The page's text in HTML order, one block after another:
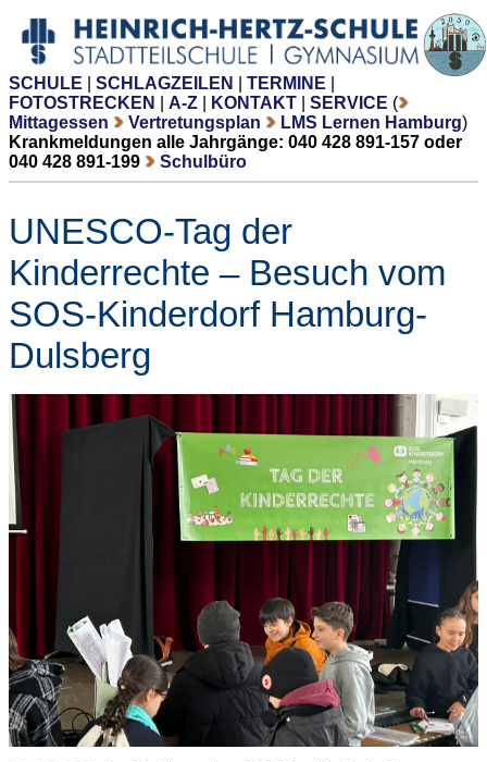
SCHULE SCHLAGZEILEN TERMINE
FOTOSTRECKEN
A-Z KONTAKT SERVICE (
Mittagessen
Vertretungsplan LMS Lernen Hamburg)
Krankmeldungen alle Jahrgänge: 040 428 891-157 oder
040 428 891-199
Schulbüro
UNESCO-Tag der
Kinderrechte – Besuch vom
SOS-Kinderdorf Hamburg-
Dulsberg